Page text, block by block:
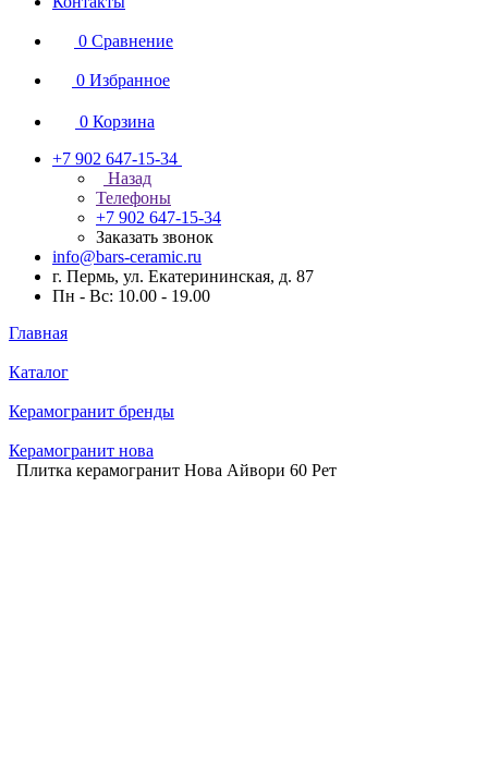
0 Сравнение
0 Избранное
0 Корзина
+7 902 647-15-34
Назад
Телефоны
+7 902 647-15-34
Заказать звонок
info@bars-ceramic.ru
г. Пермь, ул. Екатерининская, д. 87
Пн - Вс: 10.00 - 19.00
Главная
Каталог
Керамогранит бренды
Керамогранит нова
Плитка керамогранит Нова Айвори 60 Рет